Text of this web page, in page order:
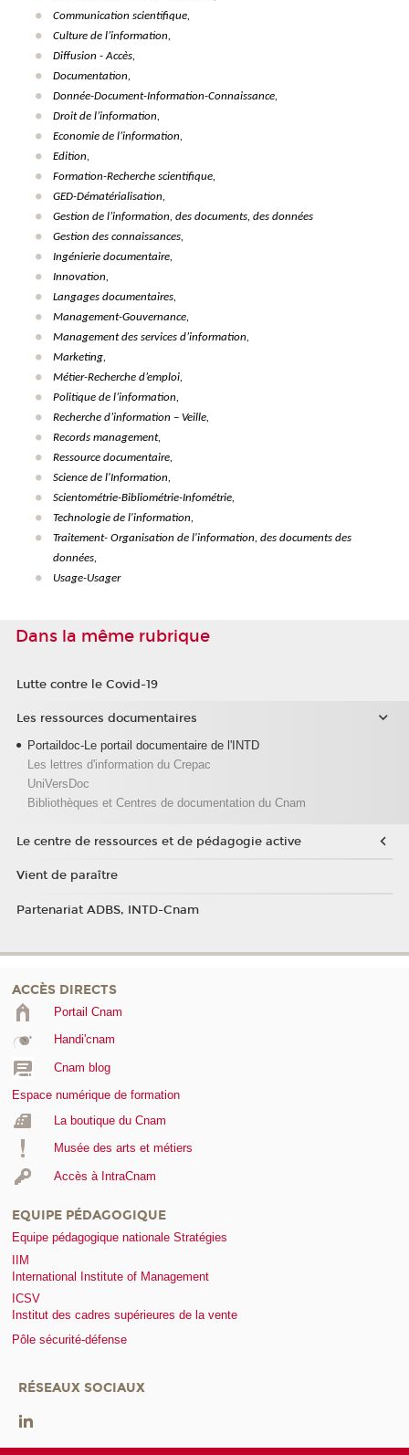
Communication scientifique,
Culture de l’information,
Diffusion - Accès,
Documentation,
Donnée-Document-Information-Connaissance,
Droit de l’information,
Economie de l’information,
Edition,
Formation-Recherche scientifique,
GED-Dématérialisation,
Gestion de l’information, des documents, des données
Gestion des connaissances,
Ingénierie documentaire,
Innovation,
Langages documentaires,
Management-Gouvernance,
Management des services d’information,
Marketing,
Métier-Recherche d’emploi,
Politique de l’information,
Recherche d’information – Veille,
Records management,
Ressource documentaire,
Science de l'Information,
Scientométrie-Bibliométrie-Infométrie,
Technologie de l'information,
Traitement- Organisation de l'information, des documents des
données,
Usage-Usager
Dans la même rubrique
Lutte contre le Covid-19
Les ressources documentaires
Portaildoc-Le portail documentaire de l'INTD
Les lettres d'information du Crepac
UniVersDoc
Bibliothèques et Centres de documentation du Cnam
Le centre de ressources et de pédagogie active
Vient de paraître
Partenariat ADBS, INTD-Cnam
ACCÈS DIRECTS
Portail Cnam
Handi'cnam
Cnam blog
Espace numérique de formation
La boutique du Cnam
Musée des arts et métiers
Accès à IntraCnam
EQUIPE PÉDAGOGIQUE
Equipe pédagogique nationale Stratégies
IIM
International Institute of Management
ICSV
Institut des cadres supérieures de la vente
Pôle sécurité-défense
RÉSEAUX SOCIAUX